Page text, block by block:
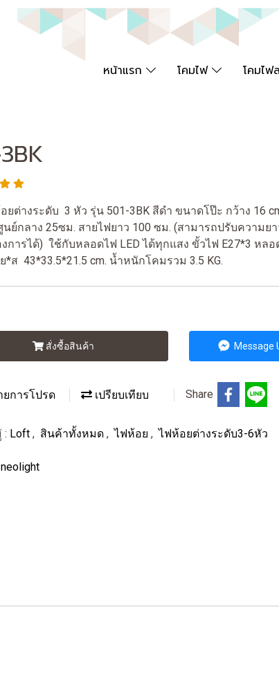
หน้าแรก โคมไฟ โคมไ
ยต่างระดับ 3 หัว รุ่น 501-3BK สีดำ ขนาดโป๊ะ กว้าง 16
นย์กลาง 25ซม. สายไฟยาว 100 ซม. (สามารถปรับความย
การได้) ใช้กับหลอดไฟ LED ได้ทุกแสง ขั้วไฟ E27*3 หล
ส 43*33.5*21.5 cm. น้ำหนักโคมรวม 3.5 KG.
สั่งซื้อสินค้า Message
ยการโปรด เปรียบเทียบ Share
: Loft , สินค้าทั้งหมด , ไฟห้อย , ไฟห้อยต่างระดับ3-6หัว
neolight